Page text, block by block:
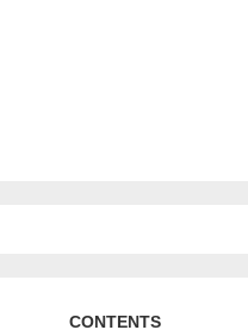
CONTENTS